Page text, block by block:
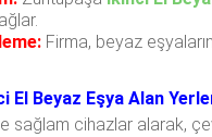
Firma, beyaz
El Beyaz Eşya Alan
sağlam cihazlar alarak,